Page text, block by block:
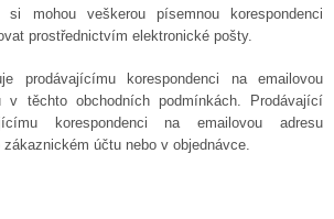
mohou veškerou písemnou korespondenci
prostřednictvím elektronické pošty.
prodávajícímu korespondenci na emailovou
v těchto obchodních podmínkách. Prodávající
korespondenci na emailovou adresu
účtu nebo v objednávce.